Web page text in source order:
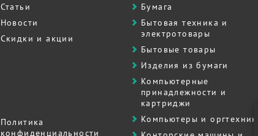
Статьи
Новости
Скидки и акции
Политика
конфиденциальности
Бумага
Бытовая техника и
электротовары
Бытовые товары
Изделия из бумаги
Компьютерные
принадлежности и
картриджи
Компьютеры и оргтехника